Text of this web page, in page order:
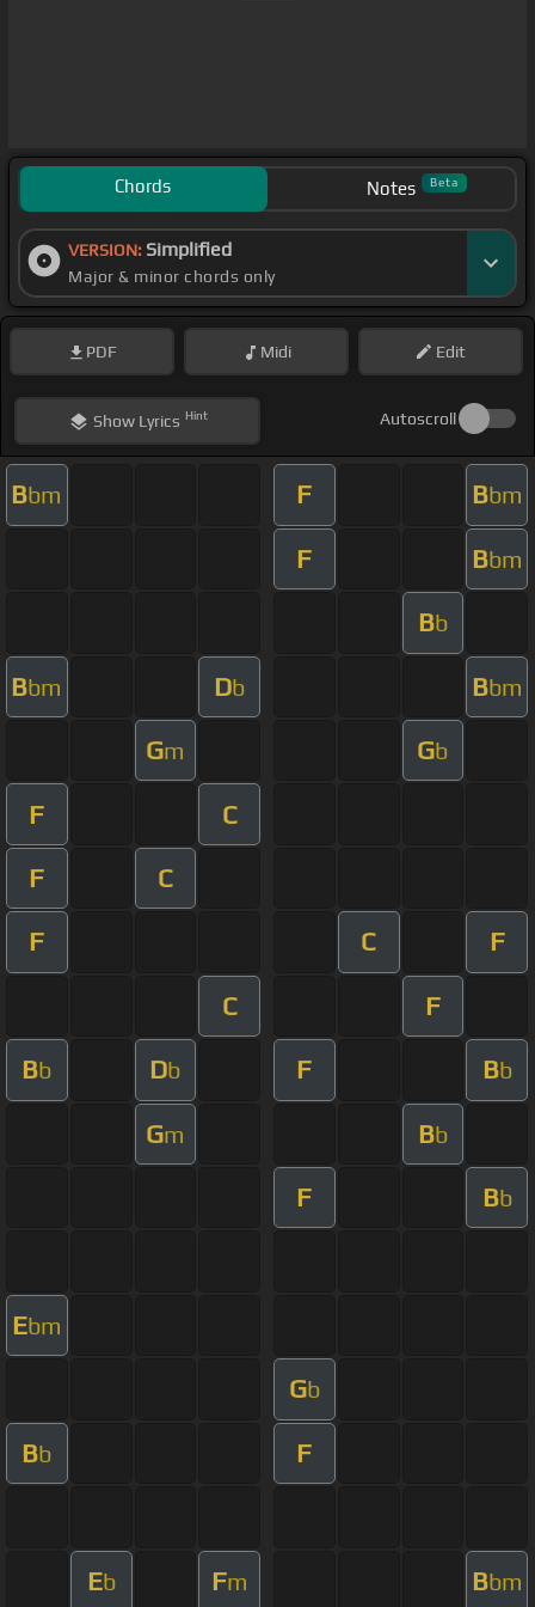
Chords Notes Beta
VERSION: Simplified
Major & minor chords only
PDF Midi Edit
ShowLyrics Hint Autoscroll
Bbm F Bbm
F Bbm
Bb
Bbm Db Bbm
Gm Gb
F C
F C
F C F
C F
Bb Db F Bb
Gm Bb
F Bb
Ebm
Gb
Bb F
Eb Fm Bbm